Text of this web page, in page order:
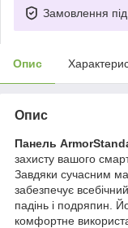
Замовлення
Опис
Опис
Панель
захисту вашого
Завдяки сучасним
забезпечує
падінь і подряпин.
комфортне